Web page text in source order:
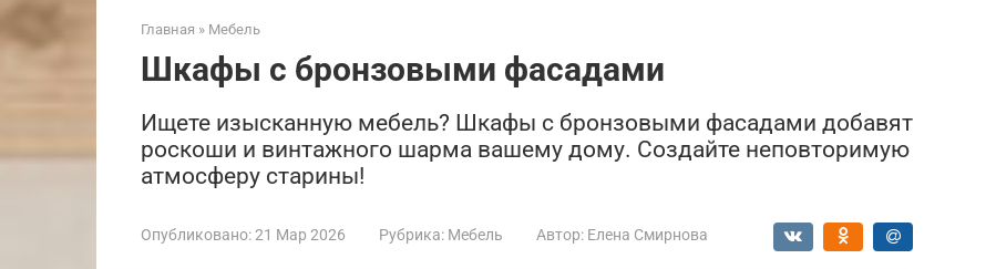
Главная » Мебель
Шкафы с бронзовыми фасадами
Ищете изысканную мебель? Шкафы с бронзовыми фасадами добавят
роскоши и винтажного шарма вашему дому. Создайте неповторимую
атмосферу старины!
Опубликовано:21 Мар 2026 Рубрика: Мебель Автор: Елена Смирнова